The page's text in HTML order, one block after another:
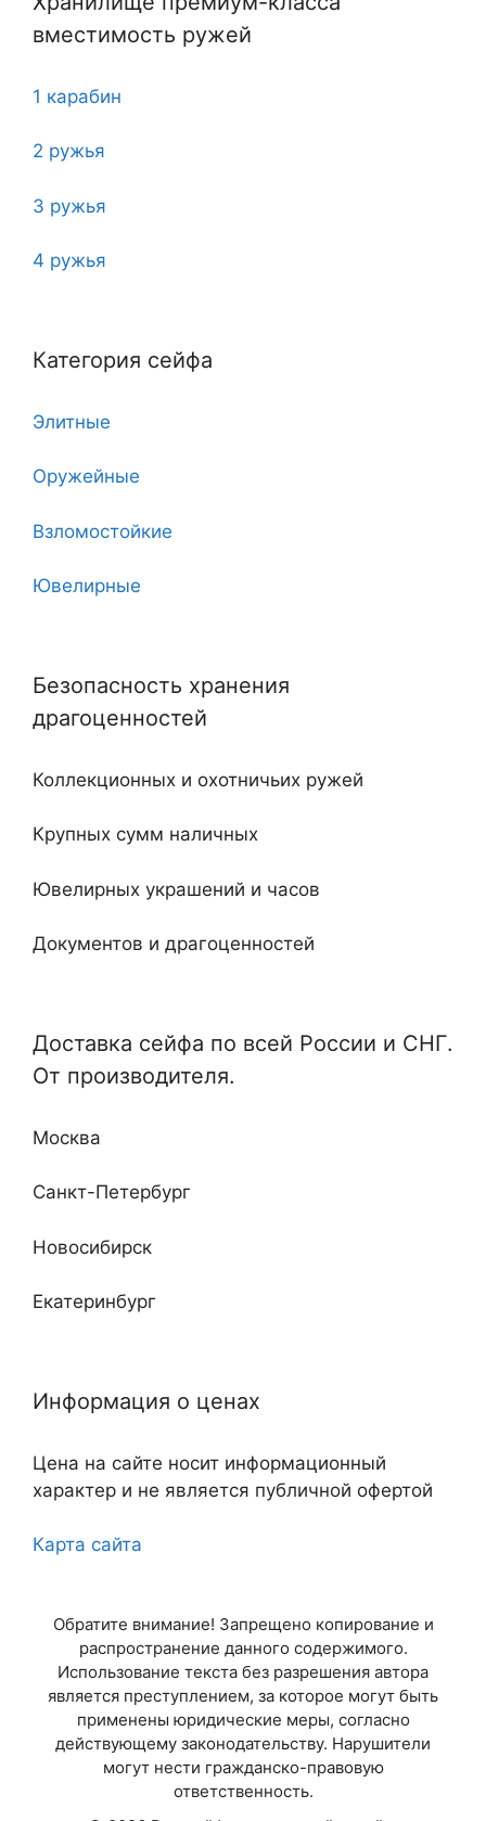
вместимость ружей
1 карабин
2 ружья
3 ружья
4 ружья
6
7
7 клинков
8
10
12
Категория сейфа
Элитные
Оружейные
Взломостойкие
Ювелирные
Двухдверные
Кабинетные
Недорогие
Безопасность хранения
драгоценностей
Коллекционных и охотничьих ружей
Крупных сумм наличных
Ювелирных украшений и часов
Документов и драгоценностей
Отдельные и монтируемые
и огню
Доставка сейфа по всей России и СНГ.
От производителя.
Москва
Санкт-Петербург
Новосибирск
Екатеринбург
Казань
Самара
Ростов-на-Дону
Уфа
Красноярск
Информация о ценах
Цена на сайте носит информационный
характер и не является публичной офертой
Карта сайта
Обратите внимание! Запрещено копирование и
распространение данного содержимого.
Использование текста без разрешения автора
является преступлением, за которое могут быть
применены юридические меры, согласно
действующему законодательству. Нарушители
могут нести гражданско-правовую
ответственность.